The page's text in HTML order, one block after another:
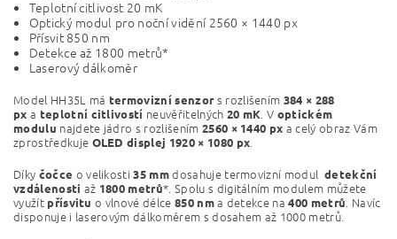
Teplotní citlivost 20 mK
Optický modul pro noční vidění 2560 × 1440 px
Přísvit 850 nm
Detekce až 1800 metrů*
Laserový dálkoměr
Model HH35L má termovizní senzor s rozlišením 384 × 288
px a teplotní citlivostí neuvěřitelných 20 mK. V optickém
modulu najdete jádro s rozlišením 2560 × 1440 px a celý obraz Vám
zprostředkuje OLED displej 1920 × 1080 px.
Díky čočce o velikosti 35 mmdosahuje termovizní modul detekční
vzdálenosti až 1800 metrů*. Spolu s digitálním modulem můžete
využít přísvitu o vlnové délce 850 nma detekce na400 metrů. Navíc
disponuje i laserovým dálkoměrem s dosahem až 1000 metrů.